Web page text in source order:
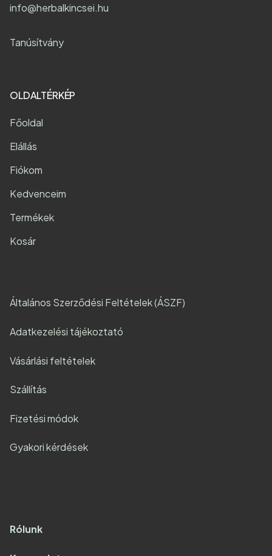
info@herbalkincsei.hu
Tanúsítvány
OLDALTÉRKÉP
Főoldal
Elállás
Fiókom
Kedvenceim
Termékek
Kosár
Általános Szerződési Feltételek (ÁSZF)
Adatkezelési tájékoztató
Vásárlási feltételek
Szállítás
Fizetési módok
Gyakori kérdések
Rólunk